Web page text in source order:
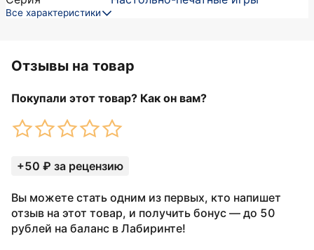
Все характеристики
Отзывы на товар
Покупали этот товар? Как он вам?
+50 ₽ за рецензию
Вы можете стать одним из первых, кто напишет
отзыв на этот товар, и получить бонус — до 50
рублей на баланс в Лабиринте!